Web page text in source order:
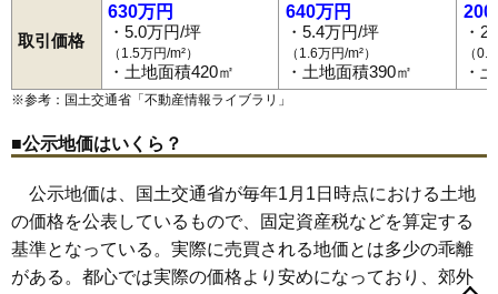
大森町八沢木 76万円 -11.8%
大森町板井田 124万円 -26.0%
76 平鹿町樽見内 0.9万円 129万円 -16.4%
78 清水町新田 0.9万円 148万円 -26.5%
79 雄物川町薄井 0.9万円 129万円 -15.8%
80 大森町上溝 0.9万円 142万円 -33.3%
81 雄物川町矢神 0.8万円 139万円 4.7%
82 柳田 0.6万円 349万円 -38.3%
取引価格
630万円
・5.0万円/坪
（1.5万円/m²）
・土地面積420㎡
640万円
・5.4万円/坪
（1.6万円/m²）
・土地面積390㎡
200
・
（
・
※参考：国土交通省「不動産情報ライブラリ 」
■公示地価はいくら？
公示地価は、国土交通省が毎年1月1日時点における土地
の価格を公表しているもので、固定資産税などを算定する
基準となっている。実際に売買される地価とは多少の乖離
がある。都心では実際の価格より安めになっており、郊外
赤川赤坂朝倉町朝日が丘旭川 猪岡 梅の木町駅前町駅南追廻
大沢大町大水戸町大森町板井田 大森町上溝大森町
大森町八沢木 大屋新町大屋寺内 雄物川町今宿 雄物川町薄井
雄物川町大沢雄物川町造山雄物川町東里雄物川町沼館
雄物川町矢神雄物川町谷地新田 金沢中野上内町上境幸町